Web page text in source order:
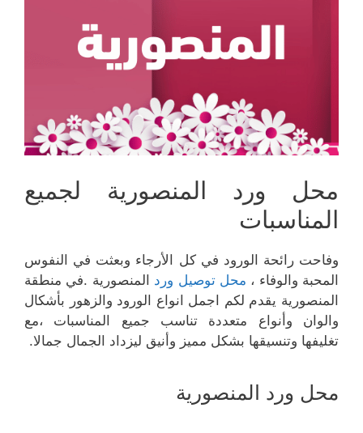
محل ورد المنصورية لجميع
المناسبات
وفاحت رائحة الورود في كل الأرجاء وبعثت في النفوس
المحبة والوفاء ، محل توصيل ورد المنصورية .في منطقة
المنصورية يقدم لكم اجمل انواع الورود والزهور بأشكال
والوان وأنواع متعددة تناسب جميع المناسبات ،مع
تغليفها وتنسيقها بشكل مميز وأنيق ليزداد الجمال جمالا.
محل ورد المنصورية